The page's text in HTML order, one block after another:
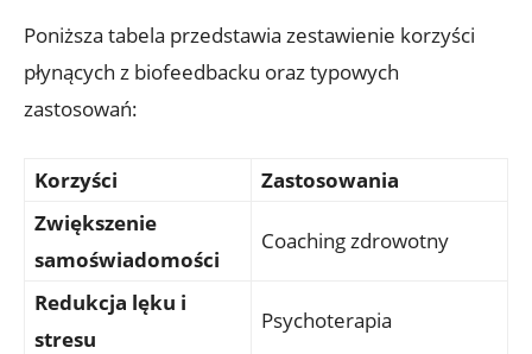
Poniższa tabela przedstawia zestawienie korzyści
płynących z biofeedbacku oraz typowych
zastosowań:
Korzyści
Zastosowania
Zwiększenie
samoświadomości
Coaching zdrowotny
Redukcja lęku i
stresu
Psychoterapia